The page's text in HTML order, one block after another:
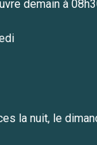
demain à
la nuit, le